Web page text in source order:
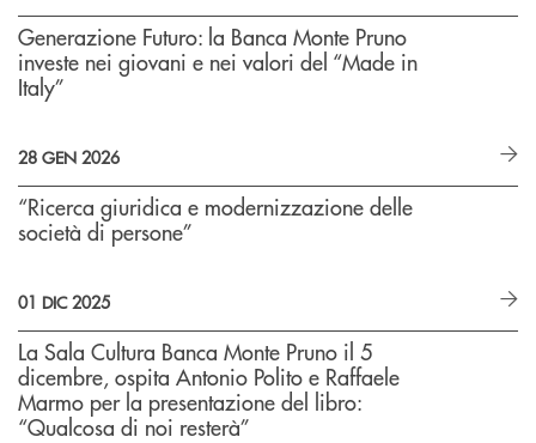
Generazione Futuro: la Banca Monte Pruno
investe nei giovani e nei valori del “Made in
Italy”
28 GEN 2026
“Ricerca giuridica e modernizzazione delle
società di persone”
01 DIC 2025
La Sala Cultura Banca Monte Pruno il 5
dicembre, ospita Antonio Polito e Raffaele
Marmo per la presentazione del libro:
“Qualcosa di noi resterà”